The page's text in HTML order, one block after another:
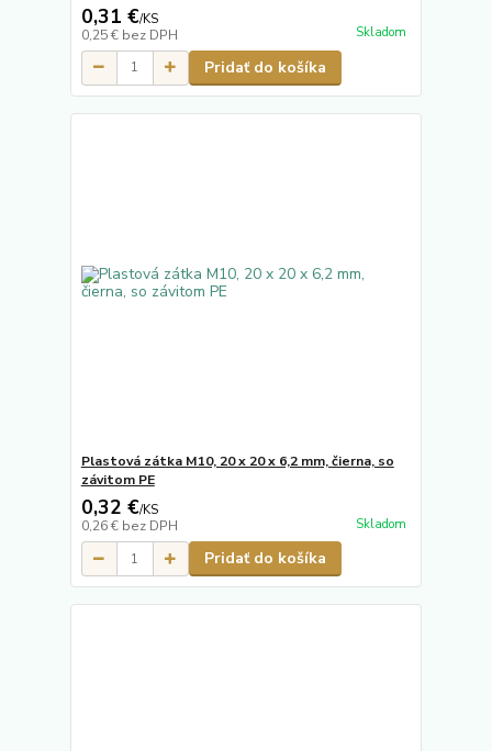
0,31 €/KS
0,25 € bez DPH Skladom
Pridať do košíka
Plastová zátka M10, 20 x 20 x 6,2 mm, čierna, so
závitom PE
0,32 €/KS
0,26 € bez DPH Skladom
Pridať do košíka